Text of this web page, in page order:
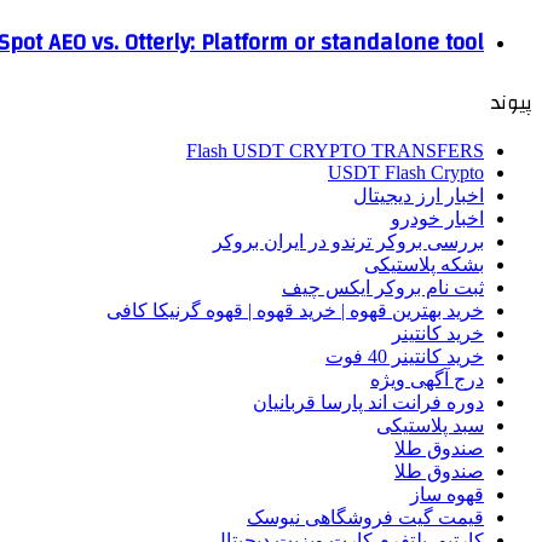
AEO vs. Otterly: Platform or standalone tool?
پیوند
Flash USDT CRYPTO TRANSFERS
USDT Flash Crypto
اخبار ارز دیجیتال
اخبار خودرو
بررسی بروکر ترندو در ایران بروکر
بشکه پلاستیکی
ثبت نام بروکر ایکس چیف
خرید بهترین قهوه | خرید قهوه | قهوه گرنیکا کافی
خرید کانتینر
خرید کانتینر 40 فوت
درج آگهی ویژه
دوره فرانت اند پارسا قربانیان
سبد پلاستیکی
صندوق طلا
صندوق طلا
قهوه ساز
قیمت گیت فروشگاهی نیوسک